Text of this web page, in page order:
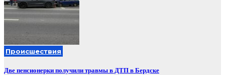
Происшествия
Две пенсионерки получили травмы в ДТП в Бердске